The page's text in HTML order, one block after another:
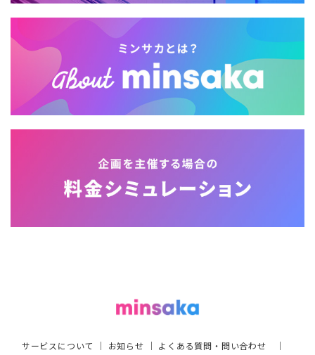
サービスについて ｜ お知らせ ｜ よくある質問・問い合わせ ｜